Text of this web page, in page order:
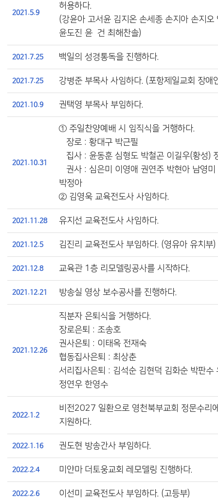
2021.5.9
허용하다.
(강윤아 고서윤 김지온 손세종 손지아 손지오
윤도진 윤 건 최해찬솔)
2021.7.25 백일의 성경통독을 진행하다.
2021.7.25 강병준 부목사 사임하다. (포항제일교회 장애
2021.10.9 권택영 부목사 부임하다.
2021.10.31
① 주일찬양예배 시 임직식을 거행하다.
장로 : 황대구 박근필
집사 : 윤동훈 심형도 박철곤 이길우(황성)
권사 : 심은미 이영애 권연주 박현아 남영미
박정아
② 김영욱 교육전도사 사임하다.
2021.11.28 유지선 교육전도사 사임하다.
2021.12.5 김진리 교육전도사 부임하다. (영유아 유치부)
2021.12.8 교육관 1층 리모델링공사를 시작하다.
2021.12.21 방송실 영상 보수공사를 진행하다.
2021.12.26
직분자 은퇴식을 거행하다.
장로은퇴 : 조송호
권사은퇴 : 이태옥 전재숙
협동집사은퇴 : 최상춘
서리집사은퇴 : 김석순 김현덕 김화순 박판수
정연우 한영수
2022.1.2
비전2027 일환으로 영천북부교회 정문수리
지원하다.
2022.1.16 권도현 방송간사 부임하다.
2022.2.4 미얀마 더토웅교회 레모델링 진행하다.
2022.2.6 이선미 교육전도사 부임하다. (고등부)